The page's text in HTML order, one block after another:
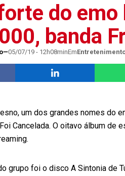
do
banda
05/07/19 - 12h08minEm
um dos grandes nomes do
Cancelada. O oitavo álbum de
grupo foi o disco A Sintonia de